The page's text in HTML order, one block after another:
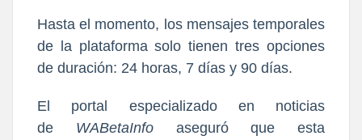
Hasta el momento, los mensajes temporales
de la plataforma solo tienen tres opciones
de duración: 24 horas, 7 días y 90 días.
El portal especializado en noticias
de
WABetaInfo
aseguró que esta